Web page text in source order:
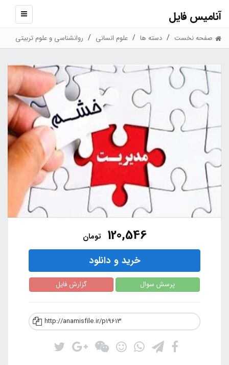
آنامیس فایل
نمایش
صفحه نخست دسته ها علوم انسانی روانشناسی و علوم تربیتی
120,546 تومان
خرید و دانلود
پرسش سوال گزارش فایل
http://anamisfile.ir/p19613